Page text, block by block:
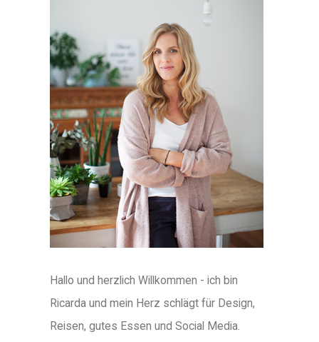
Hallo und herzlich Willkommen - ich bin
Ricarda und mein Herz schlägt für Design,
Reisen, gutes Essen und Social Media.